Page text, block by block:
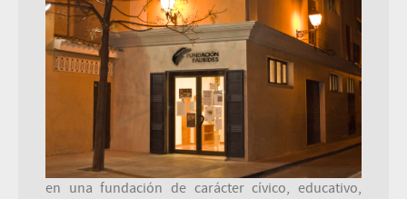
en una fundación de carácter cívico, educativo,